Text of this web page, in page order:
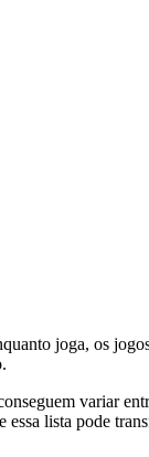
joga, os
variar
essa lista pode